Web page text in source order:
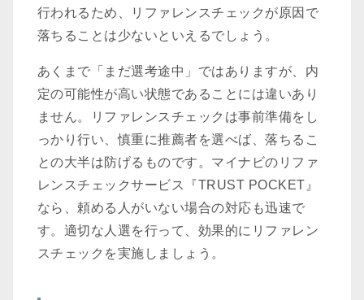
行われるため、リファレンスチェックが原因で
落ちることは少ないといえるでしょう。
あくまで「まだ選考途中」ではありますが、内
定の可能性が高い状態であることには違いあり
ません。リファレンスチェックは事前準備をし
っかり行い、慎重に推薦者を選べば、落ちるこ
との大半は防げるものです。マイナビのリファ
レンスチェックサービス『TRUST POCKET』
なら、頼める人がいない場合の対応も迅速で
す。適切な人選を行って、効果的にリファレン
スチェックを実施しましょう。